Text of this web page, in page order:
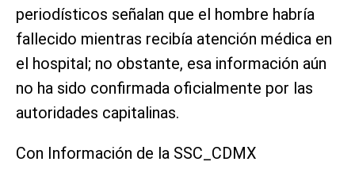
periodísticos señalan que el hombre habría
fallecido mientras recibía atención médica en
el hospital; no obstante, esa información aún
no ha sido confirmada oficialmente por las
autoridades capitalinas.
Con Información de la SSC_CDMX